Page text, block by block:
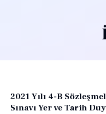
2021 Yılı 4-B
Sınavı Yer ve Tarih